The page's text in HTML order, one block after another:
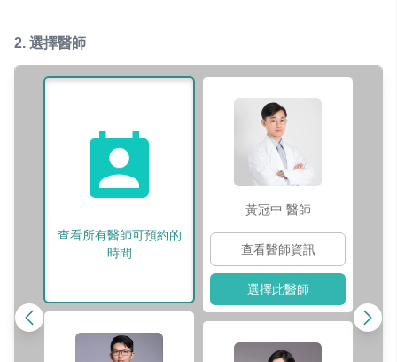
2. 選擇醫師
查看所有醫師可預約的
時間
黃冠中 醫師
查看醫師資訊
選擇此醫師